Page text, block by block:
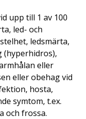
upp till 1 av 100
led- och
ledsmärta,
(hyperhidros),
eller
eller obehag vid
hosta,
symtom, t.ex.
och frossa.